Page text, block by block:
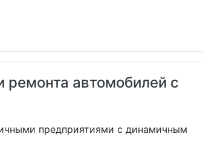
ремонта автомобилей с
предприятиями с динамичным